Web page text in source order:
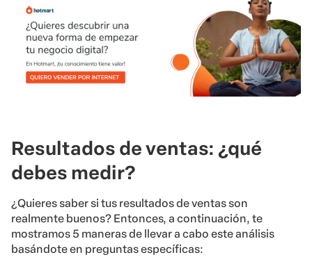
Resultados de ventas: ¿qué
debes medir?
¿Quieres saber si tus resultados de ventas son
realmente buenos? Entonces, a continuación, te
mostramos 5 maneras de llevar a cabo este análisis
basándote en preguntas específicas: